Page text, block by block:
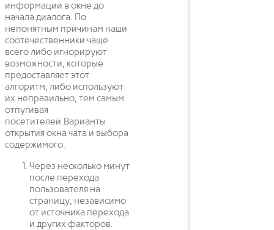
информации в окне до
начала диалога. По
непонятным причинам наши
соотечественники чаще
всего либо игнорируют
возможности, которые
предоставляет этот
алгоритм, либо используют
их неправильно, тем самым
отпугивая
посетителей.Варианты
открытия окна чата и выбора
содержимого:
Через несколько минут
после перехода
пользователя на
страницу, независимо
от источника перехода
и других факторов.